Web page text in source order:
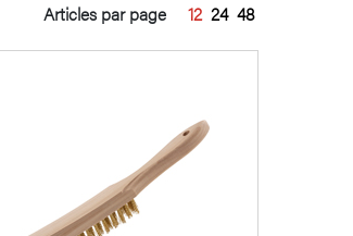
Articles par page 12 24 48